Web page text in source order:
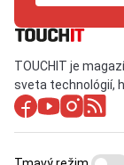
TOUCHIT je
sveta technológií,